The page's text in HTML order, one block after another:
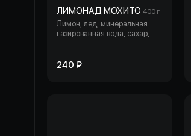
ЛИМОНАД МОХИТО 400 г
Лимон, лед, минеральная
газированная вода, сахар,
240 ₽